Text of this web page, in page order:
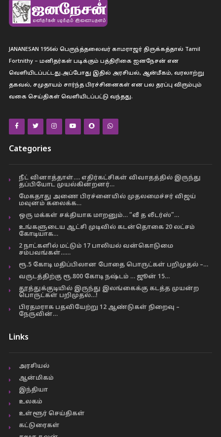
JANANESAN 1956ல் பெருந்த்தலைவர் காமராஜர் திருக்கத்தால் Tamil
Fortnithy – மனிதர்கள் படிக்கும் பத்திரிகை ஐனநேசன் என
வெளியிடப்பட்டது.அப்போது இதில் அரசியல், ஆன்மீகம், வரலாற்று
தகவல், சமுதாயம் சார்ந்த பிரச்சினைகள் என பல தரப்பு விரும்பும்
வகை செய்திகள் வெளியிடப்பட்டு வந்தது.
Categories
நீட் வினாத்தாள்…. எதிர்கட்சிகள் விவாதத்தில் இருந்து
தப்பியோட முயல்கின்றனர்…
மேகதாது அணை பிரச்னையில் முதலமைச்சர் விஜய்
மவுனம் கலைக்க…
ஒரு மக்கள் சக்தியாக மாறனும்… “வீ த லீடர்ஸ்”…
உங்களுடைய ஆட்சி முடிவில் கடன்தொகை 20 லட்சம்
கோடியாக…
2 நாட்களில் மட்டும் 17 பாலியல் வன்கொடுமை
சம்பவங்கள்……
ரூ.5 கோடி மதிப்பிலான போதை பொருட்கள் பறிமுதல் –…
வருடத்திற்கு ரூ.800 கோடி நஷ்டம் … ஜூன் 15…
தூத்துக்குடியில் இருந்து இலங்கைக்கு கடத்த முயன்ற
பொருட்கள் பறிமுதல்…!
பிரதமராக பதவியேற்று 12 ஆண்டுகள் நிறைவு –
நேருவின்…
Links
அரசியல்
ஆன்மிகம்
இந்தியா
உலகம்
உள்ளூர் செய்திகள்
கட்டுரைகள்